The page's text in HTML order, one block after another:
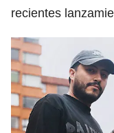
recientes